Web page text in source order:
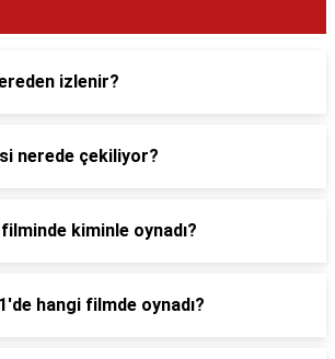
izlenir?
nerede çekiliyor?
kiminle oynadı?
hangi filmde oynadı?